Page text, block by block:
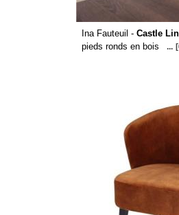
Ina Fauteuil - Castle
pieds ronds en bois
...